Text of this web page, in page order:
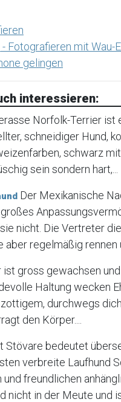
Fotografieren mit Wau-
gelingen
interessieren:
Norfolk-Terrier ist
schneidiger Hund,
schwarz
sein sondern hart,...
Der Mexikanische
nicht. Die Vertreter
regelmäßig rennen
ist gross gewachsen
Haltung wecken
durchwegs
den Körper....
Stövare bedeutet
verbreite Laufhund
freundlichen
nicht in der Meute und